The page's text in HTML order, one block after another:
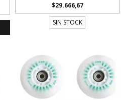
$29.666,67
SIN STOCK